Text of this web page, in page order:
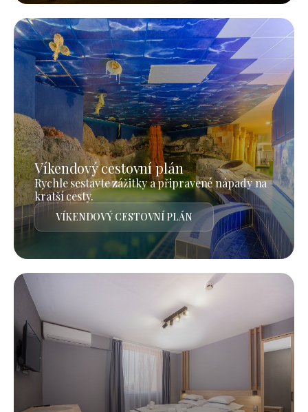
Víkendový cestovní plán
Rychle sestavte zážitky a připravené nápady na
kratší cesty.
VÍKENDOVÝ CESTOVNÍ PLÁN